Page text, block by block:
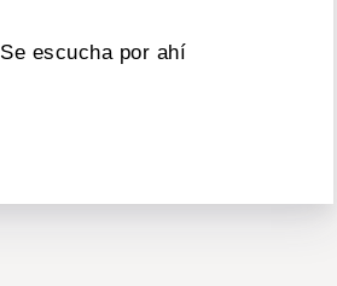
Se escucha por ahí